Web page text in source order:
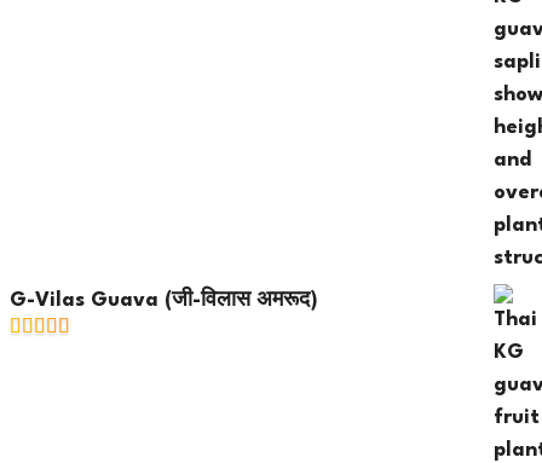
G-Vilas Guava (जी-विलास अमरूद)